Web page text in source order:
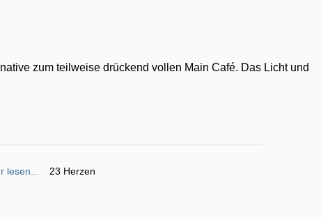
zum teilweise drückend vollen Main Café. Das Licht und
lesen... 23 Herzen